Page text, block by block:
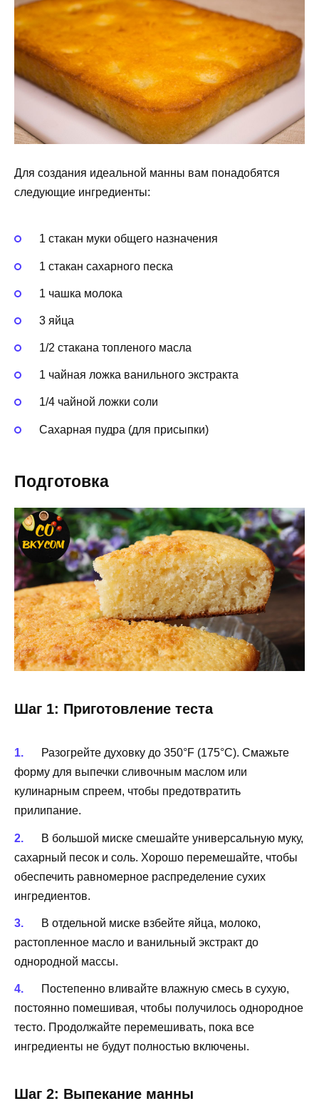
Для создания идеальной манны вам понадобятся
следующие ингредиенты:
1 стакан муки общего назначения
1 стакан сахарного песка
1 чашка молока
3 яйца
1/2 стакана топленого масла
1 чайная ложка ванильного экстракта
1/4 чайной ложки соли
Сахарная пудра (для присыпки)
Подготовка
Шаг 1: Приготовление теста
Разогрейте духовку до 350°F (175°C). Смажьте
форму для выпечки сливочным маслом или
кулинарным спреем, чтобы предотвратить
прилипание.
В большой миске смешайте универсальную муку,
сахарный песок и соль. Хорошо перемешайте, чтобы
обеспечить равномерное распределение сухих
ингредиентов.
В отдельной миске взбейте яйца, молоко,
растопленное масло и ванильный экстракт до
однородной массы.
Постепенно вливайте влажную смесь в сухую,
постоянно помешивая, чтобы получилось однородное
тесто. Продолжайте перемешивать, пока все
ингредиенты не будут полностью включены.
Шаг 2: Выпекание манны